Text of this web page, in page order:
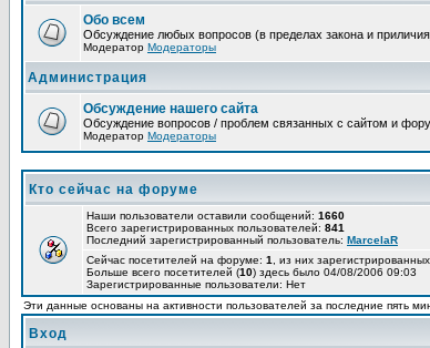
Обо всем
Обсуждение любых вопросов (в пределах закона и
Модератор Модераторы
Администрация
Обсуждение нашего сайта
Обсуждение вопросов / проблем связанных с сайтом и
Модератор Модераторы
Кто сейчас на форуме
Наши пользователи оставили сообщений: 1660
Всего зарегистрированных пользователей: 841
Последний зарегистрированный пользователь: MarcelaR
Сейчас посетителей на форуме: 1 , из них
Больше всего посетителей (10) здесь было 04/08/2006 09:03
Зарегистрированные пользователи: Нет
Эти данные основаны на активности пользователей за последние пять
Вход